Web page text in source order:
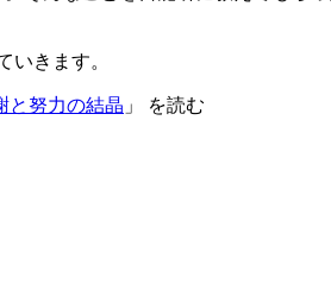
いきます。
と努力の結晶 」 を読む